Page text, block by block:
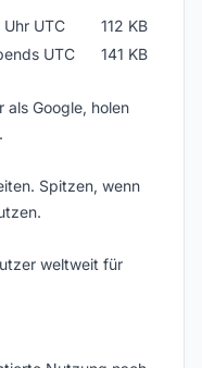
Uhr UTC
112 KB
UTC
141 KB
als Google, holen
Spitzen, wenn
weltweit für